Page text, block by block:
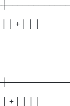
│ + │ │ │
+ │ │ │ │